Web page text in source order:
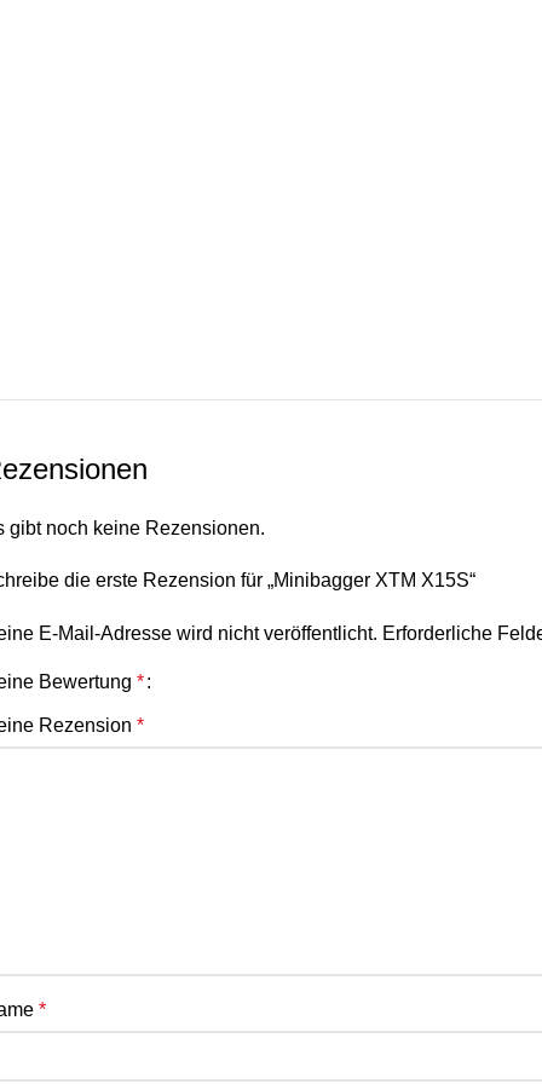
gibt noch keine Rezensionen.
die erste Rezension für „Minibagger XTM X15S“
E-Mail-Adresse wird nicht veröffentlicht. Erforderliche
Bewertung *
Rezension *
*